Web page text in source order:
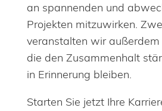
an spannenden und
Projekten mitzuwirken.
veranstalten wir außerdem
die den Zusammenhalt
in Erinnerung bleiben.
Starten Sie jetzt Ihre